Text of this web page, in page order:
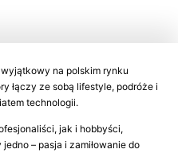
na polskim rynku
łączy ze sobą lifestyle, podróże i
technologii.
jak i hobbyści,
jedno – pasja i zamiłowanie do